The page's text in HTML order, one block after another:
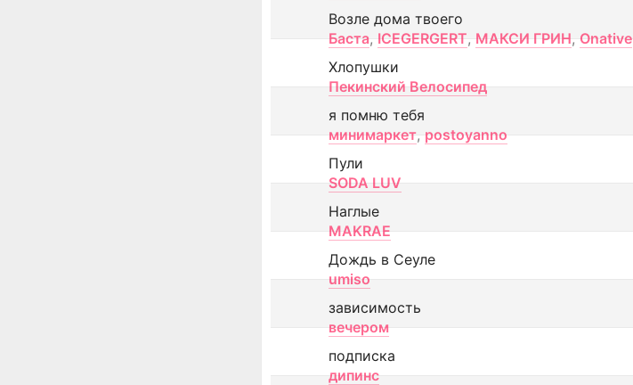
Возле дома твоего
Баста, ICEGERGERT, МАКСИ ГРИН, Onative
Хлопушки
Пекинский Велосипед
я помню тебя
минимаркет, postoyanno
Пули
SODA LUV
Наглые
MAKRAE
Дождь в Сеуле
umiso
зависимость
вечером
подписка
дипинс